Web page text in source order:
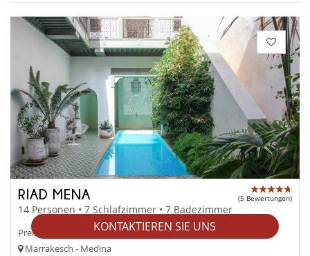
KONTAKTIEREN SIE UNS
RIAD MENA (5 Bewertungen)
14 Personen • 7 Schlafzimmer • 7 Badezimmer
Preis ab 1 900 €
Marrakesch - Medina